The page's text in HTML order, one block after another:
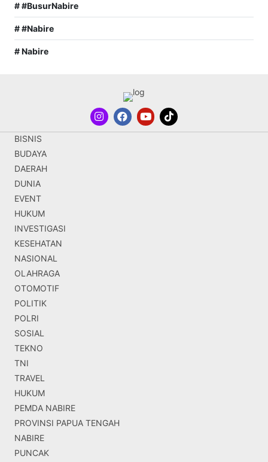
# #BusurNabire
# #Nabire
# Nabire
BISNIS
BUDAYA
DAERAH
DUNIA
EVENT
HUKUM
INVESTIGASI
KESEHATAN
NASIONAL
OLAHRAGA
OTOMOTIF
POLITIK
POLRI
SOSIAL
TEKNO
TNI
TRAVEL
HUKUM
PEMDA NABIRE
PROVINSI PAPUA TENGAH
NABIRE
PUNCAK